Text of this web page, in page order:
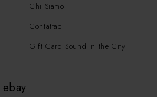
Chi Siamo
Contattaci
Gift Card Sound in the City